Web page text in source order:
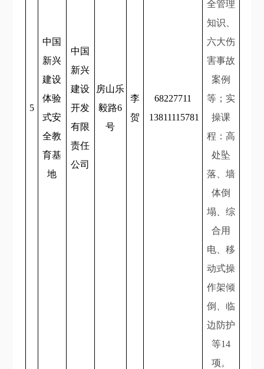
5
中国
新兴
建设
体验
式安
全教
育基
地
中国
新兴
建设
开发
有限
责任
公司
房山乐
毅路6
号
李
贺
68227711
13811115781
全管理
知识、
六大伤
害事故
案例
等；实
操课
程：高
处坠
落、墙
体倒
塌、综
合用
电、移
动式操
作架倾
倒、临
边防护
等14
项。